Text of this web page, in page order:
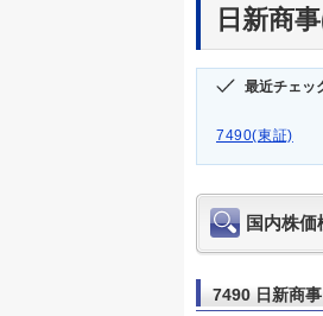
日新商
最近チェッ
7490(東証)